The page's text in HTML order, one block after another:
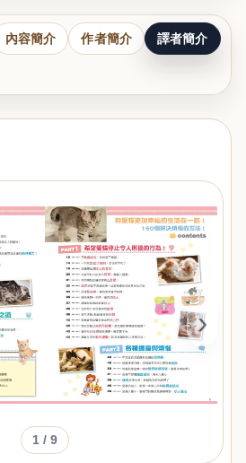
內容簡介 作者簡介 譯者簡介
›
1 / 9